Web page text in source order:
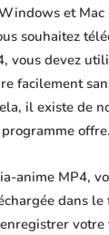
et Mac
souhaitez
vous devez
facilement
il existe de
offre.
anime MP4,
dans le